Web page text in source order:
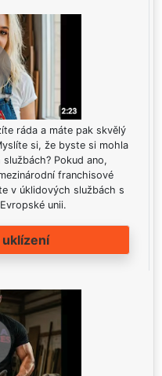
ráda a máte pak skvělý
si, že byste si mohla
Pokud ano,
franchisové
v úklidových službách s
unii.